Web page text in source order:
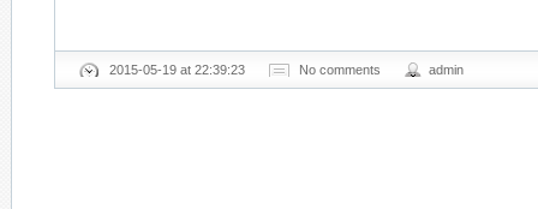
2015-05-19 at 22:39:23 No comments admin